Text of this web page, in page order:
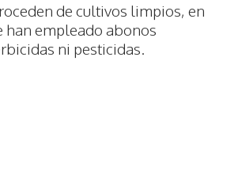
de cultivos limpios, en
han empleado abonos
ni pesticidas.